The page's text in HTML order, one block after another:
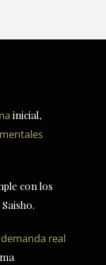
inicial,
con los
demanda real